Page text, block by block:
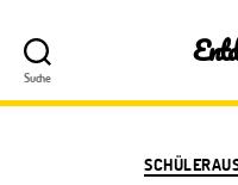
Suche